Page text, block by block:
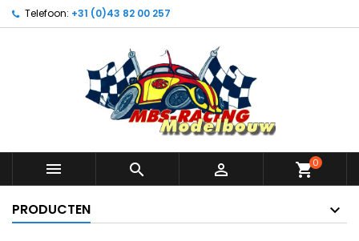
Telefoon: +31 (0)43 82 00 257
   shopping_cart0
PRODUCTEN